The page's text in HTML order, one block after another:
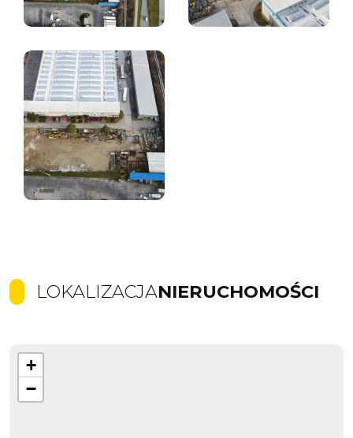
LOKALIZACJANIERUCHOMOŚCI
+
−